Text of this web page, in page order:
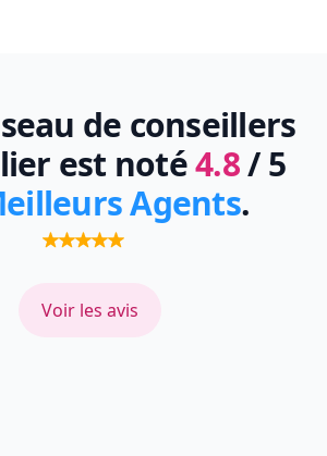
de conseillers
est noté4.8/ 5
Agents.
Voir les avis